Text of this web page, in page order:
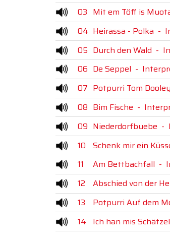
03 Mit em Töff is
04 Heirassa - Polka -
05 Durch den Wald -
06 De Seppel -
07 Potpurri Tom Dooley
08 Bim Fische -
09 Niederdorfbuebe -
10 Schenk mir ein
11
Am Bettbachfall -
12
Abschied von der
13
Potpurri Auf dem
14 Ich han mis